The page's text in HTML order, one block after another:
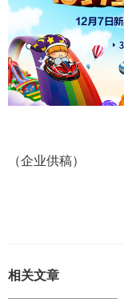
（企业供稿）
相关文章